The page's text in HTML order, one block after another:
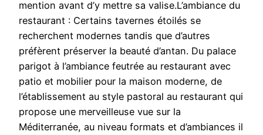
mention avant d’y mettre sa valise.L’ambiance du
restaurant : Certains tavernes étoilés se
recherchent modernes tandis que d’autres
préfèrent préserver la beauté d’antan. Du palace
parigot à l’ambiance feutrée au restaurant avec
patio et mobilier pour la maison moderne, de
l’établissement au style pastoral au restaurant qui
propose une merveilleuse vue sur la
Méditerranée, au niveau formats et d’ambiances il